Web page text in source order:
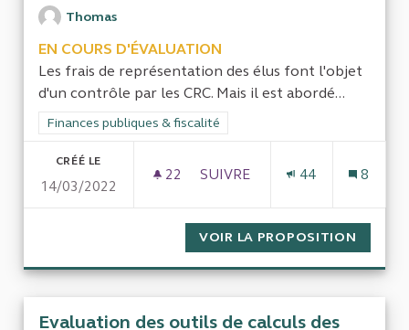
Thomas
EN COURS D'ÉVALUATION
Les frais de représentation des élus font l'objet
d'un contrôle par les CRC. Mais il est abordé...
Filtrer les résultats de la catégorie : Finances publiques &
Finances publiques & fiscalité
CRÉÉ LE
14/03/2022
22 22 ABONNÉS
SUIVRE
44 8
VOIR LA PROPOSITION
Evaluation des outils de calculs des